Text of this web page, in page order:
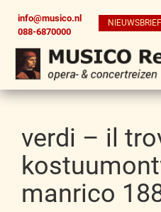
info@musico.nl
088-6870000
NIEUWSBRIEF
verdi – il
manrico